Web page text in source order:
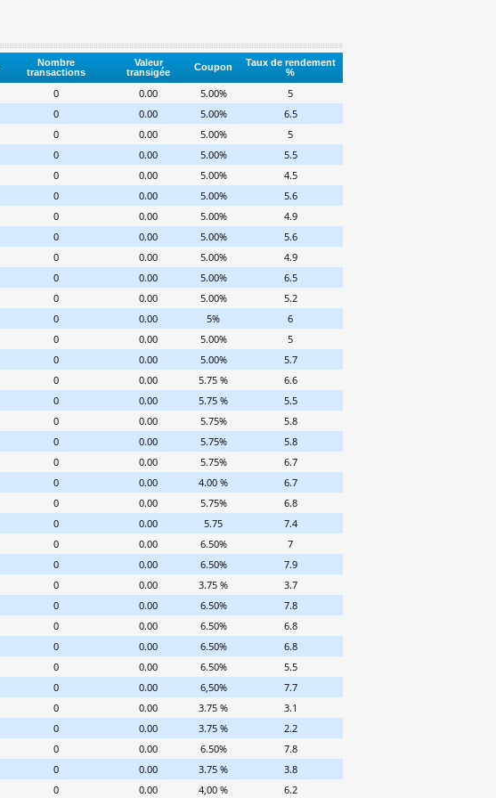
Nombre
transactions
Valeur
transigée
Coupon
Taux de rendement
%
0 0.00 5.00%
5
0 0.00 5.00%
6.5
0 0.00 5.00%
5
0 0.00 5.00%
5.5
0 0.00 5.00%
4.5
0 0.00 5.00%
5.6
0 0.00 5.00%
4.9
0 0.00 5.00%
5.6
0 0.00 5.00%
4.9
0 0.00 5.00%
6.5
0 0.00 5.00%
5.2
0 0.00 5%
6
0 0.00 5.00%
5
0 0.00 5.00%
5.7
0 0.00 5.75 %
6.6
0 0.00 5.75 %
5.5
0 0.00 5.75%
5.8
0 0.00 5.75%
5.8
0 0.00 5.75%
6.7
0 0.00 4.00 %
6.7
0 0.00 5.75%
6.8
0 0.00 5.75
7.4
0 0.00 6.50%
7
0 0.00 6.50%
7.9
0 0.00 3.75 %
3.7
0 0.00 6.50%
7.8
0 0.00 6.50%
6.8
0 0.00 6.50%
6.8
0 0.00 6.50%
5.5
0 0.00 6,50%
7.7
0 0.00 3.75 %
3.1
0 0.00 3.75 %
2.2
0 0.00 6.50%
7.8
0 0.00 3.75 %
3.8
0 0.00 4,00 % 6.2